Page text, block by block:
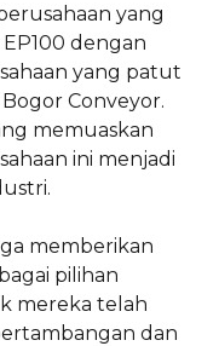
yang
dengan
yang patut
Conveyor.
memuaskan
ini menjadi
memberikan
pilihan
mereka telah
dan